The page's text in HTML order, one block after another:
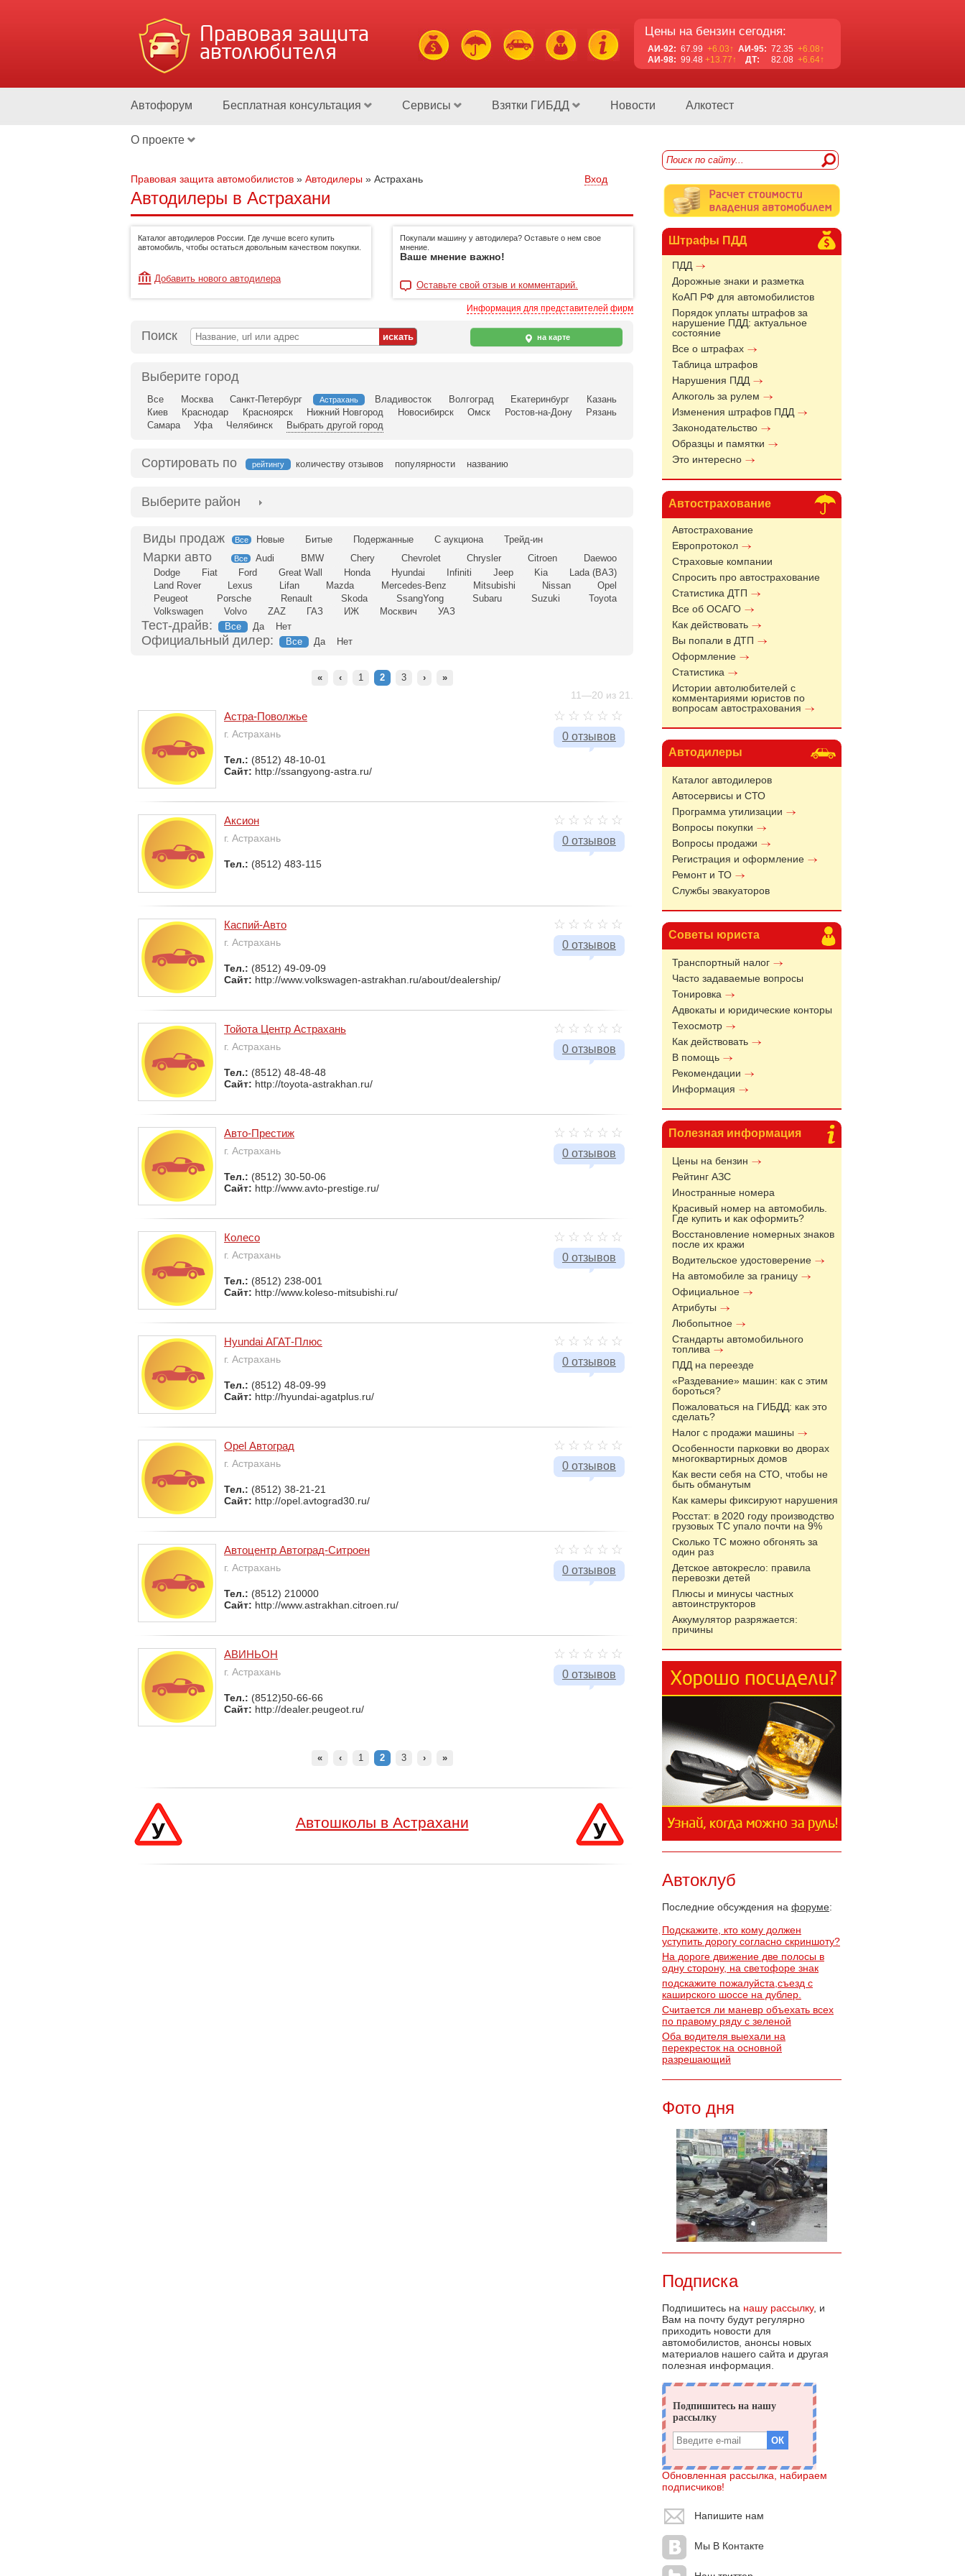
Правовая защита
автолюбителя
Цены на бензин сегодня:
АИ-92: 67.99 +6.03↑ АИ-95: 72.35 +6.08↑
АИ-98: 99.48 +13.77↑ ДТ: 82.08 +6.64↑
Автофорум Бесплатная консультация Сервисы Взятки ГИБДД Новости Алкотест
О проекте
Штрафы ПДД
ПДД
Дорожные знаки и разметка
КоАП РФ для автомобилистов
Порядок уплаты штрафов за
нарушение ПДД: актуальное
состояние
Все о штрафах
Таблица штрафов
Нарушения ПДД
Алкоголь за рулем
Изменения штрафов ПДД
Законодательство
Образцы и памятки
Это интересно
Автострахование
Автострахование
Европротокол
Страховые компании
Спросить про автострахование
Статистика ДТП
Все об ОСАГО
Как действовать
Вы попали в ДТП
Оформление
Статистика
Истории автолюбителей с
комментариями юристов по
вопросам автострахования
Автодилеры
Каталог автодилеров
Автосервисы и СТО
Программа утилизации
Вопросы покупки
Вопросы продажи
Регистрация и оформление
Ремонт и ТО
Службы эвакуаторов
Советы юриста
Транспортный налог
Часто задаваемые вопросы
Тонировка
Адвокаты и юридические конторы
Техосмотр
Как действовать
В помощь
Рекомендации
Информация
Полезная информация
Цены на бензин
Рейтинг АЗС
Иностранные номера
Красивый номер на автомобиль.
Где купить и как оформить?
Восстановление номерных знаков
после их кражи
Водительское удостоверение
На автомобиле за границу
Официальное
Атрибуты
Любопытное
Стандарты автомобильного
топлива
ПДД на переезде
«Раздевание» машин: как с этим
бороться?
Пожаловаться на ГИБДД: как это
сделать?
Налог с продажи машины
Особенности парковки во дворах
многоквартирных домов
Как вести себя на СТО, чтобы не
быть обманутым
Как камеры фиксируют нарушения
Росстат: в 2020 году производство
грузовых ТС упало почти на 9%
Сколько ТС можно обгонять за
один раз
Детское автокресло: правила
перевозки детей
Плюсы и минусы частных
автоинструкторов
Аккумулятор разряжается:
причины
Автоклуб
Последние обсуждения на форуме:
Подскажите, кто кому должен
уступить дорогу согласно скриншоту?
На дороге движение две полосы в
одну сторону, на светофоре знак
подскажите пожалуйста,съезд с
каширского шоссе на дублер.
Считается ли маневр объехать всех
по правому ряду с зеленой
Оба водителя выехали на
перекресток на основной
разрешающий
Фото дня
Подписка
Подпишитесь на нашу рассылку, и
Вам на почту будут регулярно
приходить новости для
автомобилистов, анонсы новых
материалов нашего сайта и другая
полезная информация.
Обновленная рассылка, набираем
подписчиков!
Напишите нам
Мы В Контакте
Правовая защита автомобилистов » Автодилеры » Астрахань Вход
Автодилеры в Астрахани
Каталог автодилеров России. Где лучше всего купить
автомобиль, чтобы остаться довольным качеством покупки.
Добавить нового автодилера
Покупали машину у автодилера? Оставьте о нем свое
мнение.
Ваше мнение важно!
Оставьте свой отзыв и комментарий.
Информация для представителей фирм
Поиск на карте
Выберите город
Все Москва Санкт-Петербург Астрахань Владивосток Волгоград Екатеринбург
Казань
Киев
Краснодар Красноярск Нижний Новгород Новосибирск Омск Ростов-на-Дону
Рязань
Самара
Уфа Челябинск Выбрать другой город
Сортировать по рейтингу количеству отзывов популярности названию
Выберите район
Все Новые Битые Подержанные С аукциона Трейд-ин
Все Audi BMW Chery Chevrolet Chrysler Citroen
Daewoo
Dodge
Fiat Ford Great Wall Honda Hyundai Infiniti Jeep Kia
Lada (ВАЗ)
Land Rover
Lexus Lifan Mazda Mercedes-Benz Mitsubishi Nissan
Opel
Peugeot
Porsche Renault Skoda SsangYong Subaru Suzuki
Toyota
Volkswagen
Volvo ZAZ ГАЗ ИЖ Москвич УАЗ
Тест-драйв: Все Да Нет
Официальный дилер: Все Да Нет
« ‹ 1 2 3 › »
11—20 из 21.
0 отзывов
Астра-Поволжье
г. Астрахань
Тел.: (8512) 48-10-01
Сайт: http://ssangyong-astra.ru/
0 отзывов
Аксион
г. Астрахань
Тел.: (8512) 483-115
0 отзывов
Каспий-Авто
г. Астрахань
Тел.: (8512) 49-09-09
Сайт: http://www.volkswagen-astrakhan.ru/about/dealership/
0 отзывов
Тойота Центр Астрахань
г. Астрахань
Тел.: (8512) 48-48-48
Сайт: http://toyota-astrakhan.ru/
0 отзывов
Авто-Престиж
г. Астрахань
Тел.: (8512) 30-50-06
Сайт: http://www.avto-prestige.ru/
0 отзывов
Колесо
г. Астрахань
Тел.: (8512) 238-001
Сайт: http://www.koleso-mitsubishi.ru/
0 отзывов
Hyundai АГАТ-Плюс
г. Астрахань
Тел.: (8512) 48-09-99
Сайт: http://hyundai-agatplus.ru/
0 отзывов
Opel Автоград
г. Астрахань
Тел.: (8512) 38-21-21
Сайт: http://opel.avtograd30.ru/
0 отзывов
Автоцентр Автоград-Ситроен
г. Астрахань
Тел.: (8512) 210000
Сайт: http://www.astrakhan.citroen.ru/
0 отзывов
АВИНЬОН
г. Астрахань
Тел.: (8512)50-66-66
Сайт: http://dealer.peugeot.ru/
« ‹ 1 2 3 › »
Автошколы в Астрахани